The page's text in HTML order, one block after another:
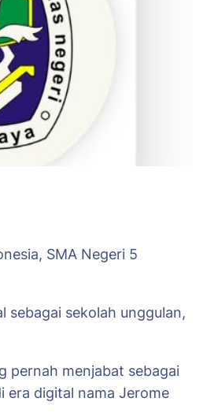
SMA Negeri 5
sebagai sekolah unggulan,
pernah menjabat sebagai
era digital nama Jerome